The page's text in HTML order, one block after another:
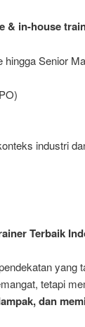
& in-house
hingga Senior
industri
Terbaik
yang
tetapi
dan